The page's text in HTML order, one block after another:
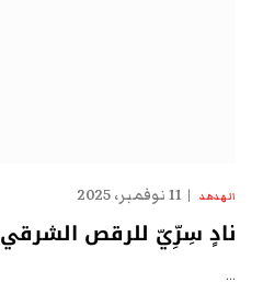
الهدهد 11 نوفمبر، 2025
نادٍ سِرِّيّ للرقص
…